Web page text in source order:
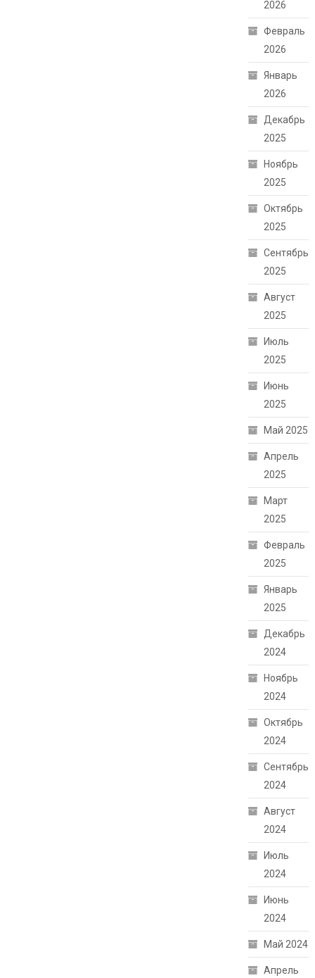
2026
Февраль
2026
Январь
2026
Декабрь
2025
Ноябрь
2025
Октябрь
2025
Сентябрь
2025
Август
2025
Июль
2025
Июнь
2025
Май 2025
Апрель
2025
Март
2025
Февраль
2025
Январь
2025
Декабрь
2024
Ноябрь
2024
Октябрь
2024
Сентябрь
2024
Август
2024
Июль
2024
Июнь
2024
Май 2024
Апрель